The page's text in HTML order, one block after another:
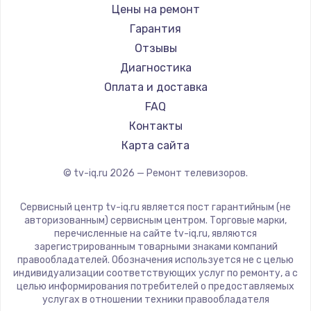
Замена видеокарты
1600 руб.
Ремонт разъема питания
880 руб.
Заказать
Замена видеочипа
Заказать
Замена северного моста
2600 руб.
Заказать
Daewoo
Centek
Telefunken
Hyundai
Doffler
Hiper
Grundig
HITACHI
Yandex
National
iFFALCON
Tuvio
Nord
Цены на ремонт
Гарантия
Отзывы
Диагностика
Оплата и доставка
FAQ
Контакты
Карта сайта
© tv-iq.ru 2026 — Ремонт телевизоров.
Сервисный центр tv-iq.ru является пост гарантийным (не
авторизованным) сервисным центром. Торговые марки,
перечисленные на сайте tv-iq.ru, являются
зарегистрированным товарными знаками компаний
правообладателей. Обозначения используется не с целью
индивидуализации соответствующих услуг по ремонту, а с
целью информирования потребителей о предоставляемых
услугах в отношении техники правообладателя